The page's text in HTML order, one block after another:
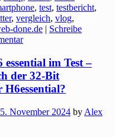
,test,testbericht,
,vergleich,vlog,
done.de | Schreibe
essential im Test –
der 32-Bit
H6essential?
November 2024 by Alex